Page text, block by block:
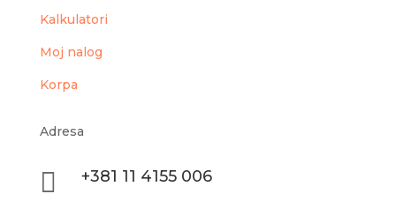
Kalkulatori
Moj nalog
Korpa
Adresa
 +381 11 4155 006